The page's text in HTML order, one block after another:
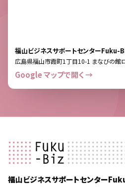
福山ビジネスサポートセンターFuku-
広島県福山市霞町1丁目10-1 まなびの館
Google マップで開く →
福山ビジネスサポートセンター